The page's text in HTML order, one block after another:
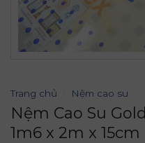
Trang chủ Nệm cao su
Nệm Cao Su
1m6 x 2m x 15cm